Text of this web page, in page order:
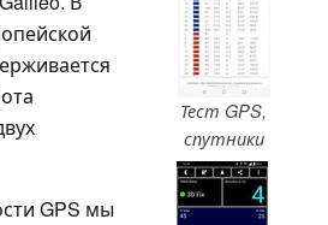
Тест GPS,
спутники
GPS мы